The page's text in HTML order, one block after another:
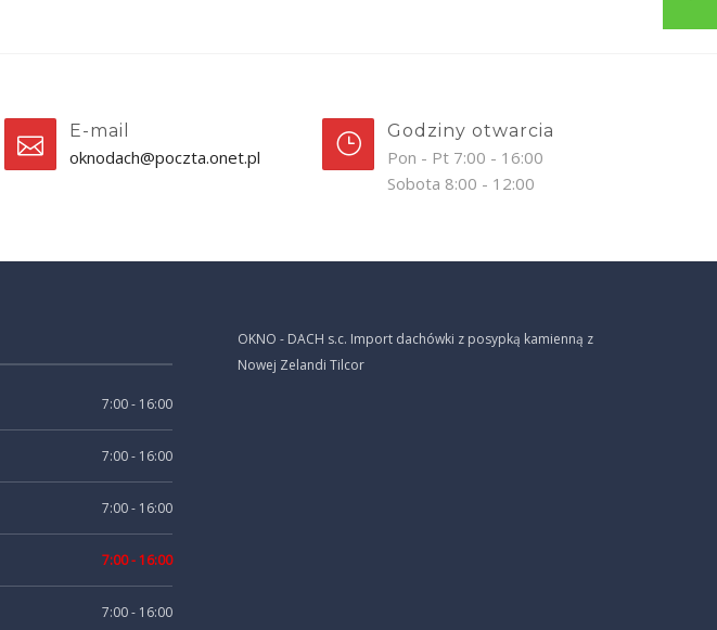
E-mail
oknodach@poczta.onet.pl
Godziny otwarcia
Pon - Pt 7:00 - 16:00
Sobota 8:00 - 12:00
7:00 - 16:00
7:00 - 16:00
7:00 - 16:00
7:00 - 16:00
7:00 - 16:00
OKNO - DACH s.c. Import dachówki z posypką kamienną z
Nowej Zelandi Tilcor